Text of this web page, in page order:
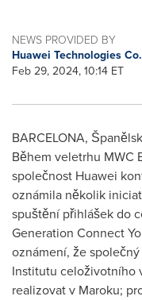
NEWS PROVIDED BY
Huawei Technologies
Feb 29, 2024, 10:14 ET
BARCELONA,
Během veletrhu MWC
společnost Huawei
oznámila několik
spuštění přihlášek do
Generation Connect
oznámení, že
Institutu celoživotního
realizovat v Maroku;